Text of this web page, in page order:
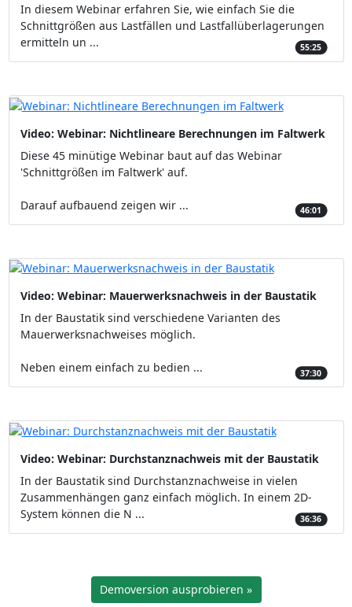
In diesem Webinar erfahren Sie, wie einfach Sie die
Schnittgrößen aus Lastfällen und Lastfallüberlagerungen
ermitteln un ...
55:25
Video: Webinar: Nichtlineare Berechnungen im Faltwerk
Diese 45 minütige Webinar baut auf das Webinar
'Schnittgrößen im Faltwerk' auf.
Darauf aufbauend zeigen wir ... 46:01
Video: Webinar: Mauerwerksnachweis in der Baustatik
In der Baustatik sind verschiedene Varianten des
Mauerwerksnachweises möglich.
Neben einem einfach zu bedien ... 37:30
Video: Webinar: Durchstanznachweis mit der Baustatik
In der Baustatik sind Durchstanznachweise in vielen
Zusammenhängen ganz einfach möglich. In einem 2D-
System können die N ...
36:36
Demoversion ausprobieren »